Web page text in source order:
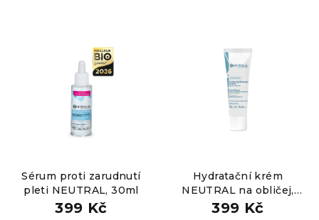
Sérum proti zarudnutí
pleti NEUTRAL, 30ml
399 Kč
Hydratační krém
NEUTRAL na obličej,
40ml
399 Kč